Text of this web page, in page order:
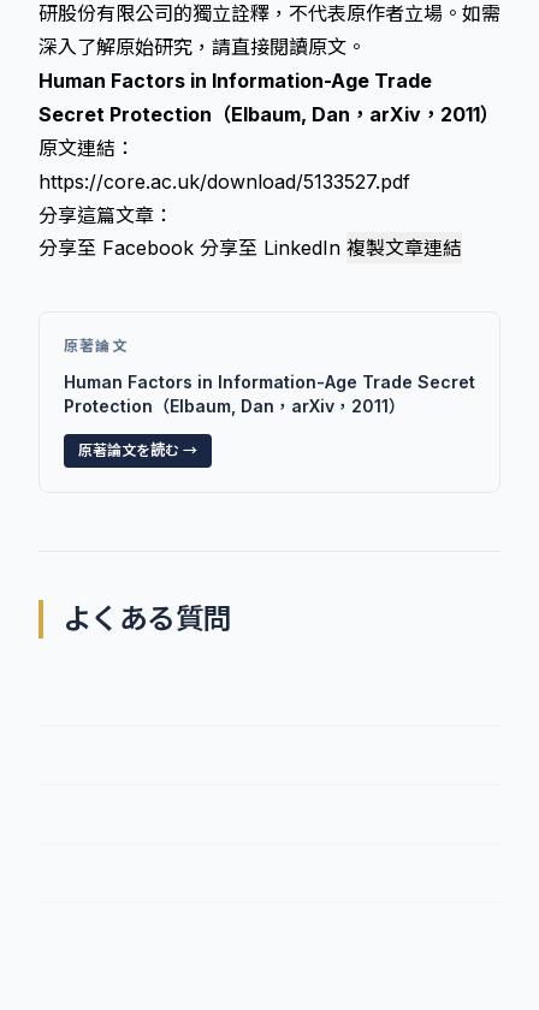
研股份有限公司的獨立詮釋，不代表原作者立場。如需
深入了解原始研究，請直接閱讀原文。
Human Factors in Information-Age Trade
Secret Protection（Elbaum, Dan，arXiv，2011）
原文連結：
https://core.ac.uk/download/5133527.pdf
分享這篇文章：
分享至 Facebook 分享至 LinkedIn 複製文章連結
原著論文
Human Factors in Information-Age Trade Secret
Protection（Elbaum, Dan，arXiv，2011）
原著論文を読む →
よくある質問